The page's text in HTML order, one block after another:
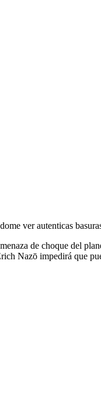
ver autenticas
de choque del
Nazō impedirá que